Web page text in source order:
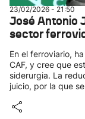
23/02/2026 - 21:50
José Antonio
sector
En el ferroviario,
CAF, y cree que
siderurgia. La
juicio, por la que